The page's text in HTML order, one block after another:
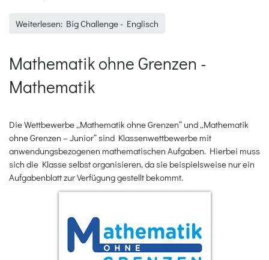
Weiterlesen: Big Challenge - Englisch
Mathematik ohne Grenzen -
Mathematik
Die Wettbewerbe „Mathematik ohne Grenzen“ und „Mathematik
ohne Grenzen – Junior“ sind Klassenwettbewerbe mit
anwendungsbezogenen mathematischen Aufgaben. Hierbei muss
sich die Klasse selbst organisieren, da sie beispielsweise nur ein
Aufgabenblatt zur Verfügung gestellt bekommt.